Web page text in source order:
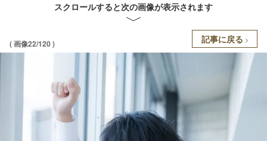
スクロールすると次の画像が表示されます
( 画像22/120 ) 記事に戻る